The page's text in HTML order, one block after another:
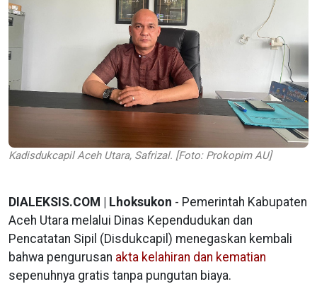
Kadisdukcapil Aceh Utara, Safrizal. [Foto: Prokopim AU]
DIALEKSIS.COM | Lhoksukon - Pemerintah Kabupaten
Aceh Utara melalui Dinas Kependudukan dan
Pencatatan Sipil (Disdukcapil) menegaskan kembali
bahwa pengurusan akta kelahiran dan kematian
sepenuhnya gratis tanpa pungutan biaya.